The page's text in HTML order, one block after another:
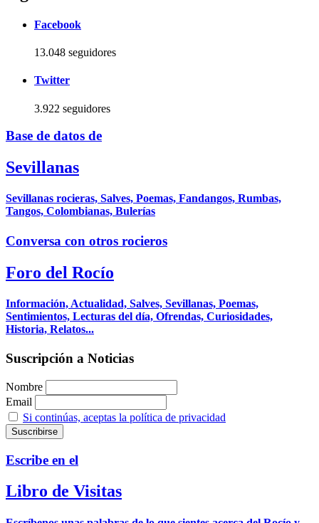
Facebook
13.048 seguidores
Twitter
3.922 seguidores
Base de datos de
Sevillanas
Sevillanas rocieras, Salves, Poemas, Fandangos, Rumbas,
Tangos, Colombianas, Bulerías
Conversa con otros rocieros
Foro del Rocío
Información, Actualidad, Salves, Sevillanas, Poemas,
Sentimientos, Lecturas del día, Ofrendas, Curiosidades,
Historia, Relatos...
Suscripción a Noticias
Nombre
Email
Si continúas, aceptas la política de privacidad
Escribe en el
Libro de Visitas